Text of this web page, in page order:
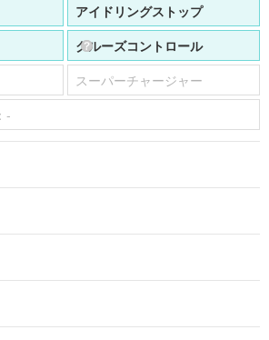
アイドリングストップ
クルーズコントロール
スーパーチャージャー
-
パワーシート
ル
横滑り防止装置